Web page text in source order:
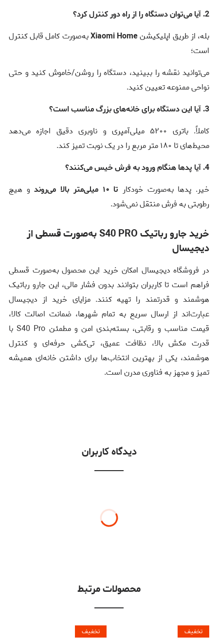
2. آیا می‌توان دستگاه را از راه دور کنترل کرد؟
بله، از طریق اپلیکیشنXiaomi Homeبه‌صورت کامل قابل کنترل
است؛
می‌توانید نقشه را ببینید، دستگاه را روشن/خاموش کنید و حتی
نواحی ممنوعه تعیین کنید.
3. آیا این دستگاه برای خانه‌های بزرگ مناسب است؟
کاملاً. باتری ۵۲۰۰ میلی‌آمپری و ناوبری دقیق اجازه می‌دهد
محیط‌های تا ۱۸۰ متر مربع را در یک نوبت تمیز کند.
4. آیا پدها هنگام ورود به فرش خیس می‌کنند؟
خیر. پدها به‌صورت خودکار تا ۱۰ میلی‌متر بالا می‌روند
و هیچ
رطوبتی به فرش منتقل نمی‌شود.
خرید جارو رباتیک S40 PRO به‌صورت قسطی از
دیجیسال
در فروشگاه دیجیسال امکان خرید این محصول به‌صورت قسطی
فراهم است تا کاربران بتوانند بدون فشار مالی، این جارو رباتیک
هوشمند و قدرتمند را تهیه کنند. مزایای خرید از دیجیسال
عبارت‌اند از ارسال سریع به تمام شهرها، ضمانت اصالت کالا،
قیمت مناسب و رقابتی، بسته‌بندی امن و مطمئن S40 Pro با
قدرت مکش بالا، نظافت عمیق، تی‌کشی حرفه‌ای و کنترل
هوشمند، یکی از بهترین انتخاب‌ها برای داشتن خانه‌ای همیشه
تمیز و مجهز به فناوری مدرن است.
دیدگاه کاربران
محصولات مرتبط
تخفیف تخفیف